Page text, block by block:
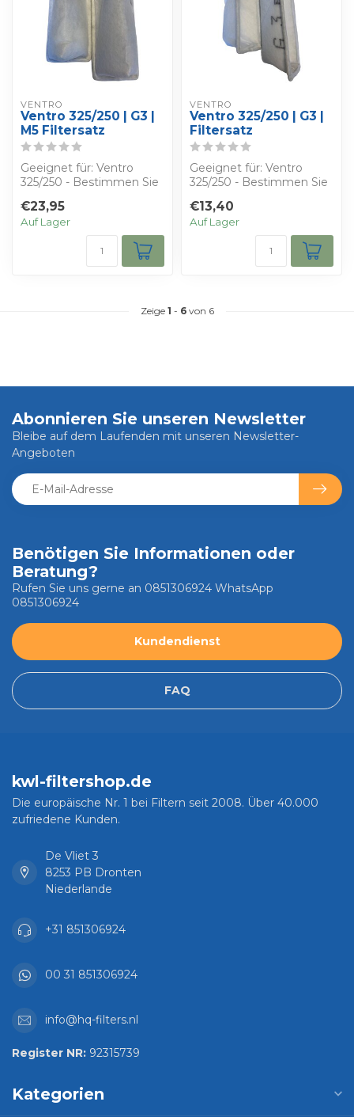
VENTRO
Ventro 325/250 | G3 |
M5 Filtersatz
Geeignet für: Ventro
325/250 - Bestimmen Sie
Sie erhalten...
€23,95
Auf Lager
VENTRO
Ventro 325/250 | G3 |
Filtersatz
Geeignet für: Ventro
325/250 - Bestimmen Sie
Sie erhalten...
€13,40
Auf Lager
Zeige 1 - 6von 6
Benötigen Sie Informationen oder
Beratung?
Rufen Sie uns gerne an 0851306924 WhatsApp
0851306924
Kundendienst
FAQ
Abonnieren Sie unseren Newsletter
Bleibe auf dem Laufenden mit unseren Newsletter-
Angeboten
kwl-filtershop.de
Die europäische Nr. 1 bei Filtern seit 2008. Über 40.000
zufriedene Kunden.
De Vliet 3
8253 PB Dronten
Niederlande
+31 851306924
00 31 851306924
info@hq-filters.nl
Register NR: 92315739
Kategorien